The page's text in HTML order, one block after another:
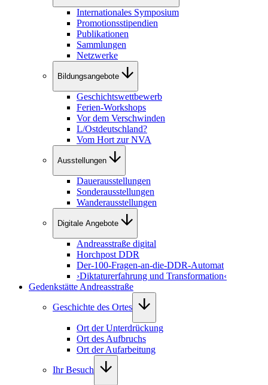
Internationales Symposium
Promotionsstipendien
Publikationen
Sammlungen
Netzwerke
Bildungsangebote
Geschichtswettbewerb
Ferien-Workshops
Vor dem Verschwinden
L/Ostdeutschland?
Vom Hort zur NVA
Ausstellungen
Dauerausstellungen
Sonderausstellungen
Wanderausstellungen
Digitale Angebote
Andreasstraße digital
Horchpost DDR
Der-100-Fragen-an-die-DDR-Automat
›Diktaturerfahrung und Transformation‹
Gedenkstätte Andreasstraße
Geschichte des Ortes
Ort der Unterdrückung
Ort des Aufbruchs
Ort der Aufarbeitung
Ihr Besuch